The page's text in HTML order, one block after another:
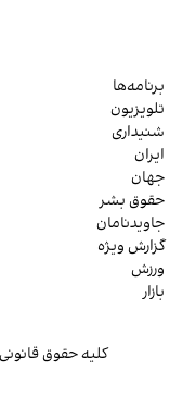
برنامه‌ها
تلویزیون
شنیداری
ایران
جهان
حقوق بشر
جاویدنامان
گزارش ویژه
ورزش
بازار
کلیه حقوق